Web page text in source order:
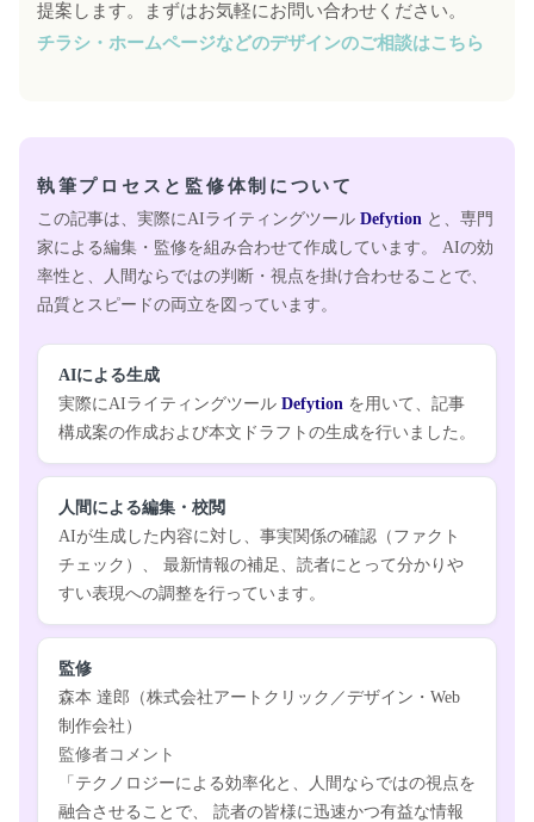
提案します。まずはお気軽にお問い合わせください。
チラシ・ホームページなどのデザインのご相談はこちら
執筆プロセスと監修体制について
この記事は、実際にAIライティングツール Defytion と、専門
家による編集・監修を組み合わせて作成しています。 AIの効
率性と、人間ならではの判断・視点を掛け合わせることで、
品質とスピードの両立を図っています。
AIによる生成
実際にAIライティングツール Defytion を用いて、記事
構成案の作成および本文ドラフトの生成を行いました。
人間による編集・校閲
AIが生成した内容に対し、事実関係の確認（ファクト
チェック）、 最新情報の補足、読者にとって分かりや
すい表現への調整を行っています。
監修
森本 達郎（株式会社アートクリック／デザイン・Web
制作会社）
監修者コメント
「テクノロジーによる効率化と、人間ならではの視点を
融合させることで、
読者の皆様に迅速かつ有益な情報